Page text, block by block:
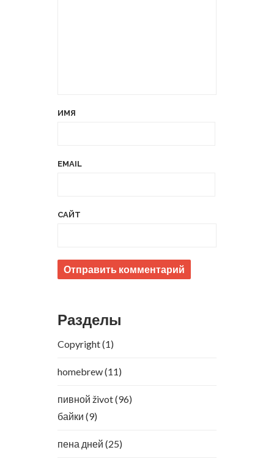
ИМЯ
EMAIL
САЙТ
Разделы
Copyright(1)
homebrew(11)
пивной život(96)
байки (9)
пена дней (25)